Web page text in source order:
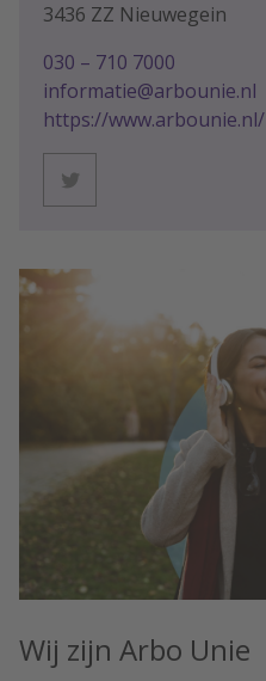
3436 ZZ Nieuwegein
030 – 710 7000
informatie@arbounie.nl
https://www.arbounie.nl/
Wij zijn Arbo Unie